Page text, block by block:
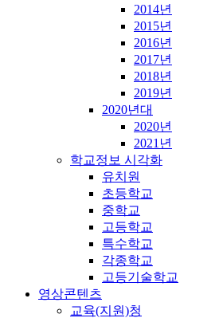
2014년
2015년
2016년
2017년
2018년
2019년
2020년대
2020년
2021년
학교정보 시각화
유치원
초등학교
중학교
고등학교
특수학교
각종학교
고등기술학교
영상콘텐츠
교육(지원)청